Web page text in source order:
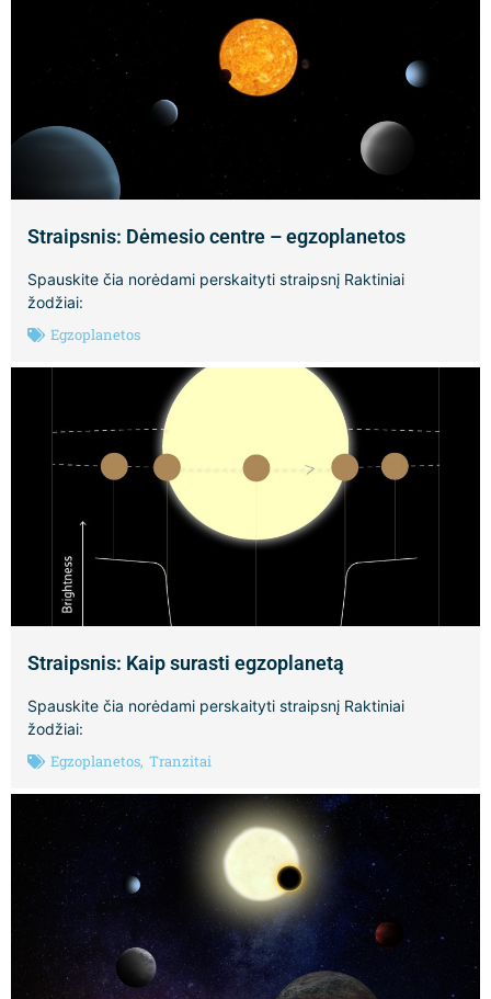
Straipsnis: Dėmesio centre – egzoplanetos
Spauskite čia norėdami perskaityti straipsnį Raktiniai
žodžiai:
Egzoplanetos
Straipsnis: Kaip surasti egzoplanetą
Spauskite čia norėdami perskaityti straipsnį Raktiniai
žodžiai:
Egzoplanetos, Tranzitai